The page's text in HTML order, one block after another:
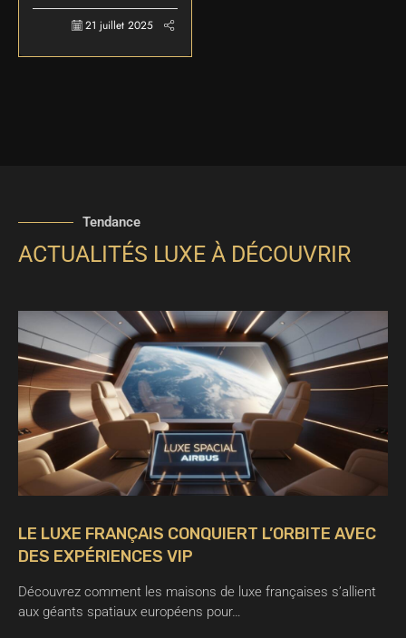
21 juillet 2025
Tendance
ACTUALITÉS LUXE À DÉCOUVRIR
LE LUXE FRANÇAIS CONQUIERT L’ORBITE AVEC
DES EXPÉRIENCES VIP
Découvrez comment les maisons de luxe françaises s’allient
aux géants spatiaux européens pour…